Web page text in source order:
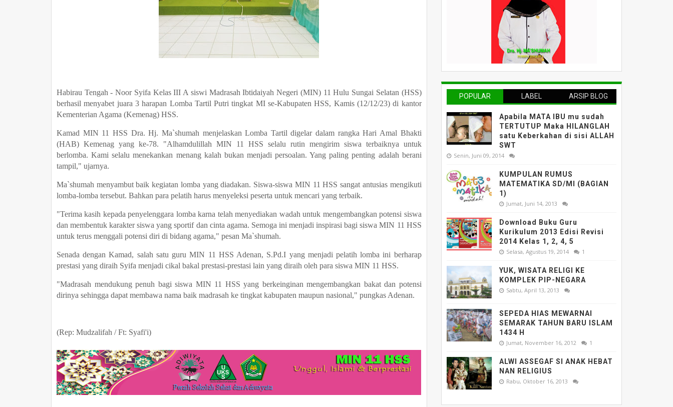
Habirau Tengah - Noor Syifa Kelas III A siswi Madrasah Ibtidaiyah Negeri (MIN) 11 Hulu Sungai Selatan (HSS)
berhasil menyabet juara 3 harapan Lomba Tartil Putri tingkat MI se-Kabupaten HSS, Kamis (12/12/23) di kantor
Kementerian Agama (Kemenag) HSS.
Kamad MIN 11 HSS Dra. Hj. Ma`shumah menjelaskan Lomba Tartil digelar dalam rangka Hari Amal Bhakti
(HAB) Kemenag yang ke-78. "Alhamdulillah MIN 11 HSS selalu rutin mengirim siswa terbaiknya untuk
berlomba. Kami selalu menekankan menang kalah bukan menjadi persoalan. Yang paling penting adalah berani
tampil," ujarnya.
Ma`shumah menyambut baik kegiatan lomba yang diadakan. Siswa-siswa MIN 11 HSS sangat antusias mengikuti
lomba-lomba tersebut. Bahkan para pelatih harus menyeleksi peserta untuk mencari yang terbaik.
"Terima kasih kepada penyelenggara lomba karna telah menyediakan wadah untuk mengembangkan potensi siswa
dan membentuk karakter siswa yang sportif dan cinta agama. Semoga ini menjadi inspirasi bagi siswa MIN 11 HSS
untuk terus menggali potensi diri di bidang agama," pesan Ma`shumah.
Senada dengan Kamad, salah satu guru MIN 11 HSS Adenan, S.Pd.I yang menjadi pelatih lomba ini berharap
prestasi yang diraih Syifa menjadi cikal bakal prestasi-prestasi lain yang diraih oleh para siswa MIN 11 HSS.
"Madrasah mendukung penuh bagi siswa MIN 11 HSS yang berkeinginan mengembangkan bakat dan potensi
dirinya sehingga dapat membawa nama baik madrasah ke tingkat kabupaten maupun nasional," pungkas Adenan.
(Rep: Mudzalifah / Ft: Syafi'i)
POPULAR LABEL ARSIP BLOG
Apabila MATA IBU mu sudah
TERTUTUP Maka HILANGLAH
satu Keberkahan di sisi ALLAH
SWT
Senin, Juni 09, 2014
KUMPULAN RUMUS
MATEMATIKA SD/MI (BAGIAN
1)
Jumat, Juni 14, 2013
Download Buku Guru
Kurikulum 2013 Edisi Revisi
2014 Kelas 1, 2, 4, 5
Selasa, Agustus 19, 2014 1
YUK, WISATA RELIGI KE
KOMPLEK PIP-NEGARA
Sabtu, April 13, 2013
SEPEDA HIAS MEWARNAI
SEMARAK TAHUN BARU ISLAM
1434 H
Jumat, November 16, 2012 1
ALWI ASSEGAF SI ANAK HEBAT
NAN RELIGIUS
Rabu, Oktober 16, 2013